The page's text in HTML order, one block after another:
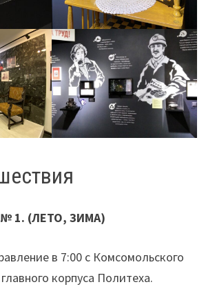
1. (ЛЕТО, ЗИМА)
в 7:00 с Комсомольского
корпуса Политеха.